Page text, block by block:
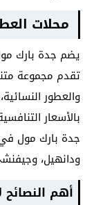
محلات
يضم جدة بارك
تقدم مجموعة
والعطور
بالأسعار
جدة بارك مول
ودانهيل،
أهم